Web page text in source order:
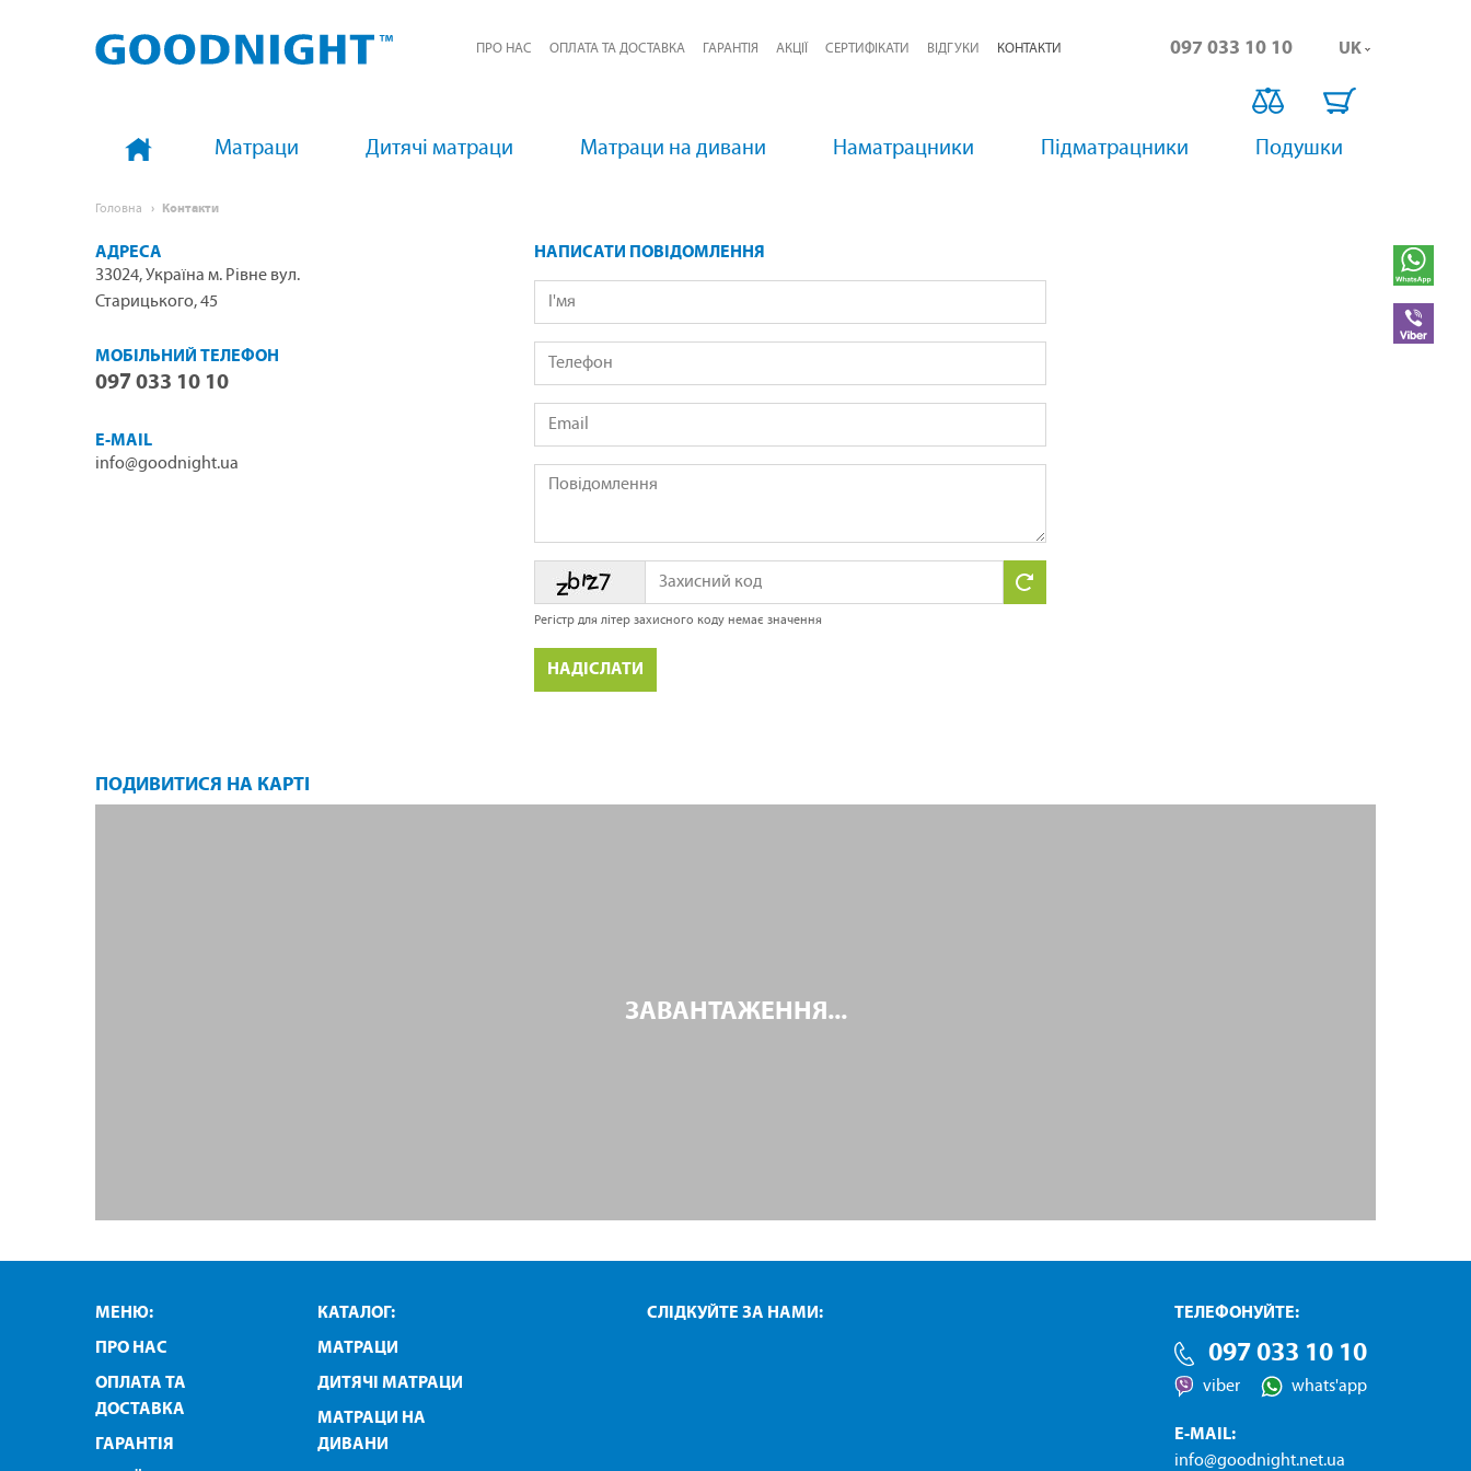
ПРО НАС ОПЛАТА ТА ДОСТАВКА ГАРАНТІЯ АКЦІЇ СЕРТИФІКАТИ ВІДГУКИ КОНТАКТИ 097 033 10 10 UK
Матраци Дитячі матраци Матраци на дивани Наматрацники Підматрацники Подушки
Головна Контакти
КОНТАКТНІ
ДАНІ
АДРЕСА
33024, Україна м. Рівне вул.
Старицького, 45
МОБІЛЬНИЙ ТЕЛЕФОН
тел:
097 033 10 10
E-MAIL
info@goodnight.ua
НАПИСАТИ ПОВІДОМЛЕННЯ
І'мя
Телефон
Email
Повідомлення
Захисний
код
Захисний
код
Регістр для літер захисного коду немає значення
НАДІСЛАТИ
ПОДИВИТИСЯ НА КАРТІ
ЗАВАНТАЖЕННЯ...
МЕНЮ:
ПРО НАС
ОПЛАТА ТА
ДОСТАВКА
ГАРАНТІЯ
КАТАЛОГ:
МАТРАЦИ
ДИТЯЧІ МАТРАЦИ
МАТРАЦИ НА
ДИВАНИ
СЛІДКУЙТЕ ЗА НАМИ:
ТЕЛЕФОНУЙТЕ:
GoodNight
тел.
097 033 10 10
viber whats'app
E-MAIL:
info@goodnight.net.ua
ЗВ'ЯЖІТЬСЯ
З